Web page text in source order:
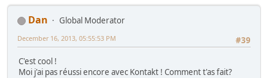
Dan
Global Moderator
#39
December 16, 2013, 05:55:53 PM
C'est cool !
Moi j'ai pas réussi encore avec Kontakt ! Comment t'as fait?